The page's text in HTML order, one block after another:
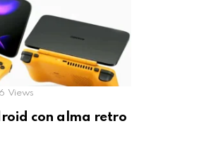
Views
con alma retro